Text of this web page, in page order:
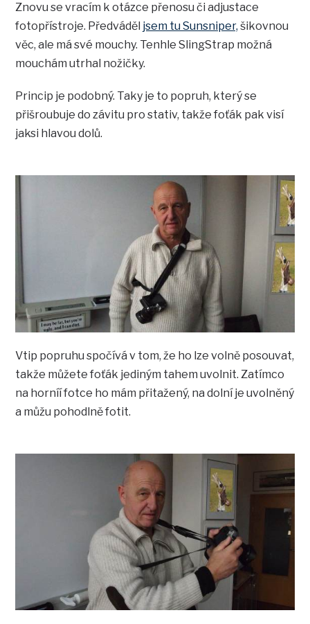
Znovu se vracím k otázce přenosu či adjustace
fotopřístroje. Předváděl jsem tu Sunsniper, šikovnou
věc, ale má své mouchy. Tenhle SlingStrap možná
mouchám utrhal nožičky.
Princip je podobný. Taky je to popruh, který se
přišroubuje do závitu pro stativ, takže foťák pak visí
jaksi hlavou dolů.
Vtip popruhu spočívá v tom, že ho lze volně posouvat,
takže můžete foťák jediným tahem uvolnit. Zatímco
na horníí fotce ho mám přitažený, na dolní je uvolněný
a můžu pohodlně fotit.